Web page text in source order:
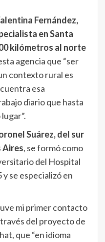
Fernández,
en Santa
kilómetros al norte
agencia que “ser
contexto rural es
esa
diario que hasta
Suárez, del sur
Aires, se formó como
del Hospital
se especializó en
mi primer contacto
del proyecto de
que “en idioma